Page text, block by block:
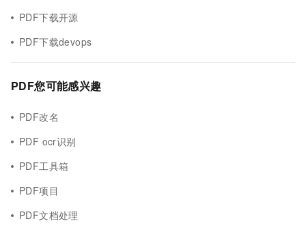
PDF下载开源
PDF下载devops
PDF您可能感兴趣
PDF改名
PDF ocr识别
PDF工具箱
PDF项目
PDF文档处理